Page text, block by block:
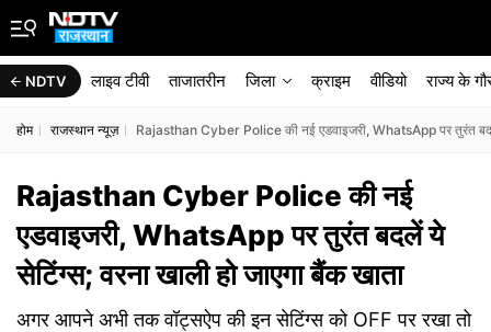
NDTV लाइव टीवी ताजातरीन जिला क्राइम वीडियो राज्‍य के
होम राजस्थान न्यूज़ Rajasthan Cyber Police की नई एडवाइजरी, WhatsApp पर तुरंत बदलें
Rajasthan Cyber Police की नई
एडवाइजरी, WhatsApp पर तुरंत बदलें ये
सेटिंग्स; वरना खाली हो जाएगा बैंक खाता
अगर आपने अभी तक वॉट्सऐप की इन सेटिंग्स को OFF पर रखा तो